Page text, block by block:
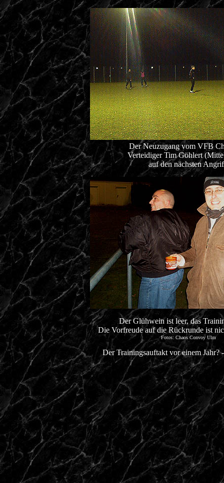
Der Neuzugang vom VFB
Verteidiger Tim Göhlert
auf den nächsten
Der Glühwein ist leer, das
Die Vorfreude auf die Rückrunde ist
Fotos: Chaos Convoy Ulm
Der Trainingsauftakt vor einem Jahr?